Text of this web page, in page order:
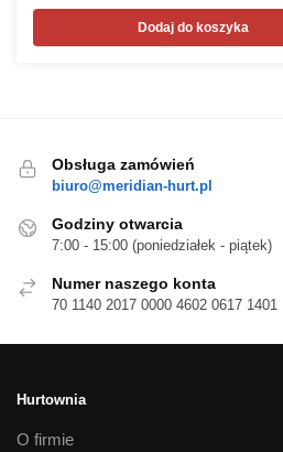
8,90 zł.
wynosi:
6,99 zł.
Dodaj do koszyka
Obsługa zamówień
biuro@meridian-hurt.pl
Godziny otwarcia
7:00 - 15:00 (poniedziałek - piątek)
Numer naszego konta
70 1140 2017 0000 4602 0617 1401
Hurtownia
O firmie